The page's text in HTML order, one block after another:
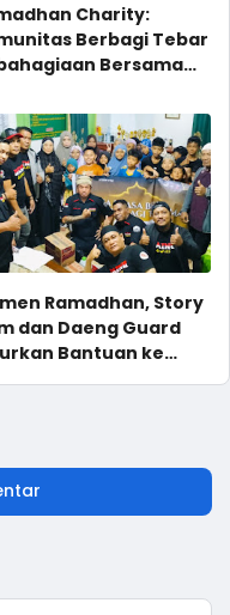
Charity:
Berbagi Tebar
Bersama
Ramadhan, Story
dan Daeng Guard
Bantuan ke